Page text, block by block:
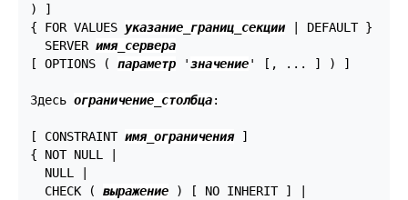
) ]
{ FOR VALUES указание_границ_секции | DEFAULT }
  SERVER
имя_сервера
[ OPTIONS ( параметр 'значение' [, ... ] ) ]
Здесь ограничение_столбца:
[ CONSTRAINT имя_ограничения ]
{ NOT NULL |
  NULL |
  CHECK (
выражение ) [ NO INHERIT ] |